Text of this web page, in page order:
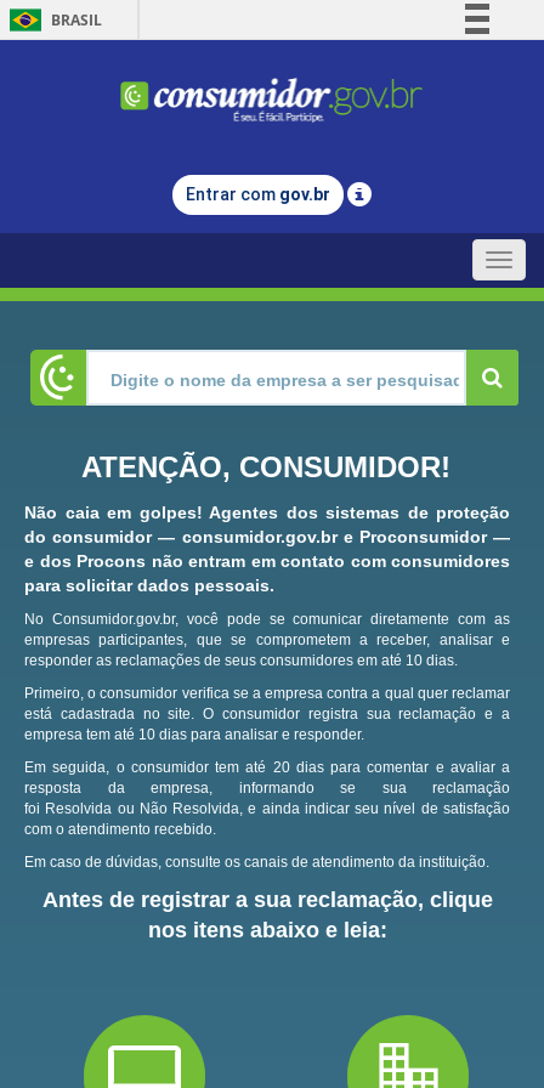
BRASIL
Comunica BR
Legislação
Entrar com gov.br
Toggle
ATENÇÃO, CONSUMIDOR!
Não caia em golpes! Agentes dos sistemas de proteção
do consumidor — consumidor.gov.br e Proconsumidor —
e dos Procons não entram em contato com consumidores
para solicitar dados pessoais.
No Consumidor.gov.br, você pode se comunicar diretamente com as
empresas participantes, que se comprometem a receber, analisar e
responder as reclamações de seus consumidores em até 10 dias.
Primeiro, o consumidor verifica se a empresa contra a qual quer reclamar
está cadastrada no site.O consumidor registra sua reclamação e a
empresa tem até 10 dias para analisar e responder.
Em seguida, o consumidor tem até 20 dias para comentar e avaliar a
resposta da empresa, informando se sua reclamação
foi Resolvida ou Não Resolvida, e ainda indicar seu nível de satisfação
com o atendimento recebido.
Em caso de dúvidas, consulte os canais de atendimento da instituição.
Antes de registrar a sua reclamação, clique
nos itens abaixo e leia: